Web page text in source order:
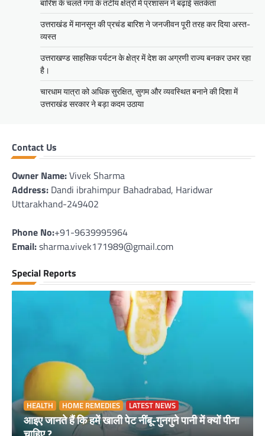
बारिश के चलते गंगा के तटीय क्षेत्रों में प्रशासन ने बढ़ाई सतर्कता
उत्तराखंड में मानसून की प्रचंड बारिश ने जनजीवन पूरी तरह कर दिया अस्त-
व्यस्त
उत्तराखण्ड साहसिक पर्यटन के क्षेत्र में देश का अग्रणी राज्य बनकर उभर रहा
है।
चारधाम यात्रा को अधिक सुरक्षित, सुगम और व्यवस्थित बनाने की दिशा में
उत्तराखंड सरकार ने बड़ा कदम उठाया
Contact Us
Owner Name:Vivek Sharma
Address: Dandi ibrahimpur Bahadrabad, Haridwar
Uttarakhand-249402
Phone No:+91-9639995964
Email:sharma.vivek171989@gmail.com
Special Reports
HEALTH HOME REMEDIES LATEST NEWS
आइए जानते हैं कि हमें खाली पेट नींबू-गुनगुने पानी में क्यों पीना